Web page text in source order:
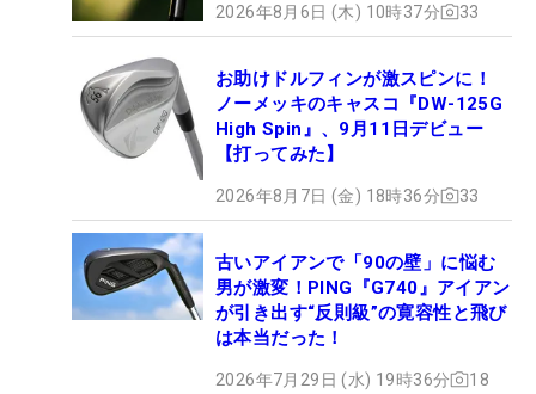
2026年8月6日 (木) 10時37分 33
お助けドルフィンが激スピンに！
ノーメッキのキャスコ『DW-125G
High Spin』、9月11日デビュー
【打ってみた】
2026年8月7日 (金) 18時36分 33
古いアイアンで「90の壁」に悩む
男が激変！PING『G740』アイアン
が引き出す“反則級”の寛容性と飛び
は本当だった！
2026年7月29日 (水) 19時36分 18